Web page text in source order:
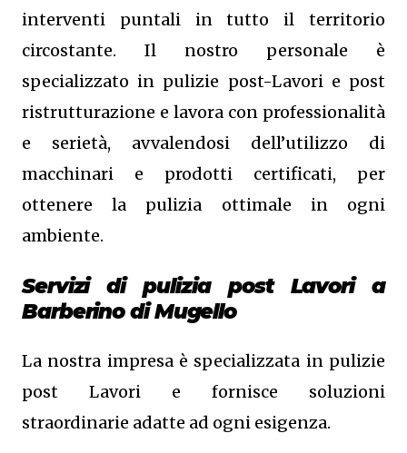
interventi puntali in tutto il territorio
circostante. Il nostro personale è
specializzato in pulizie post-Lavori e post
ristrutturazione e lavora con professionalità
e serietà, avvalendosi dell’utilizzo di
macchinari e prodotti certificati, per
ottenere la pulizia ottimale in ogni
ambiente.
Servizi di pulizia post Lavori a
Barberino di Mugello
La nostra impresa è specializzata in pulizie
post Lavori e fornisce soluzioni
straordinarie adatte ad ogni esigenza.